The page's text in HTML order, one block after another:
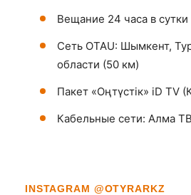
Вещание 24 часа в сутки
Сеть OTAU: Шымкент,
области (50 км)
Пакет «Оңтүстік» iD TV
Кабельные сети: Алма
INSTAGRAM @OTYRARKZ